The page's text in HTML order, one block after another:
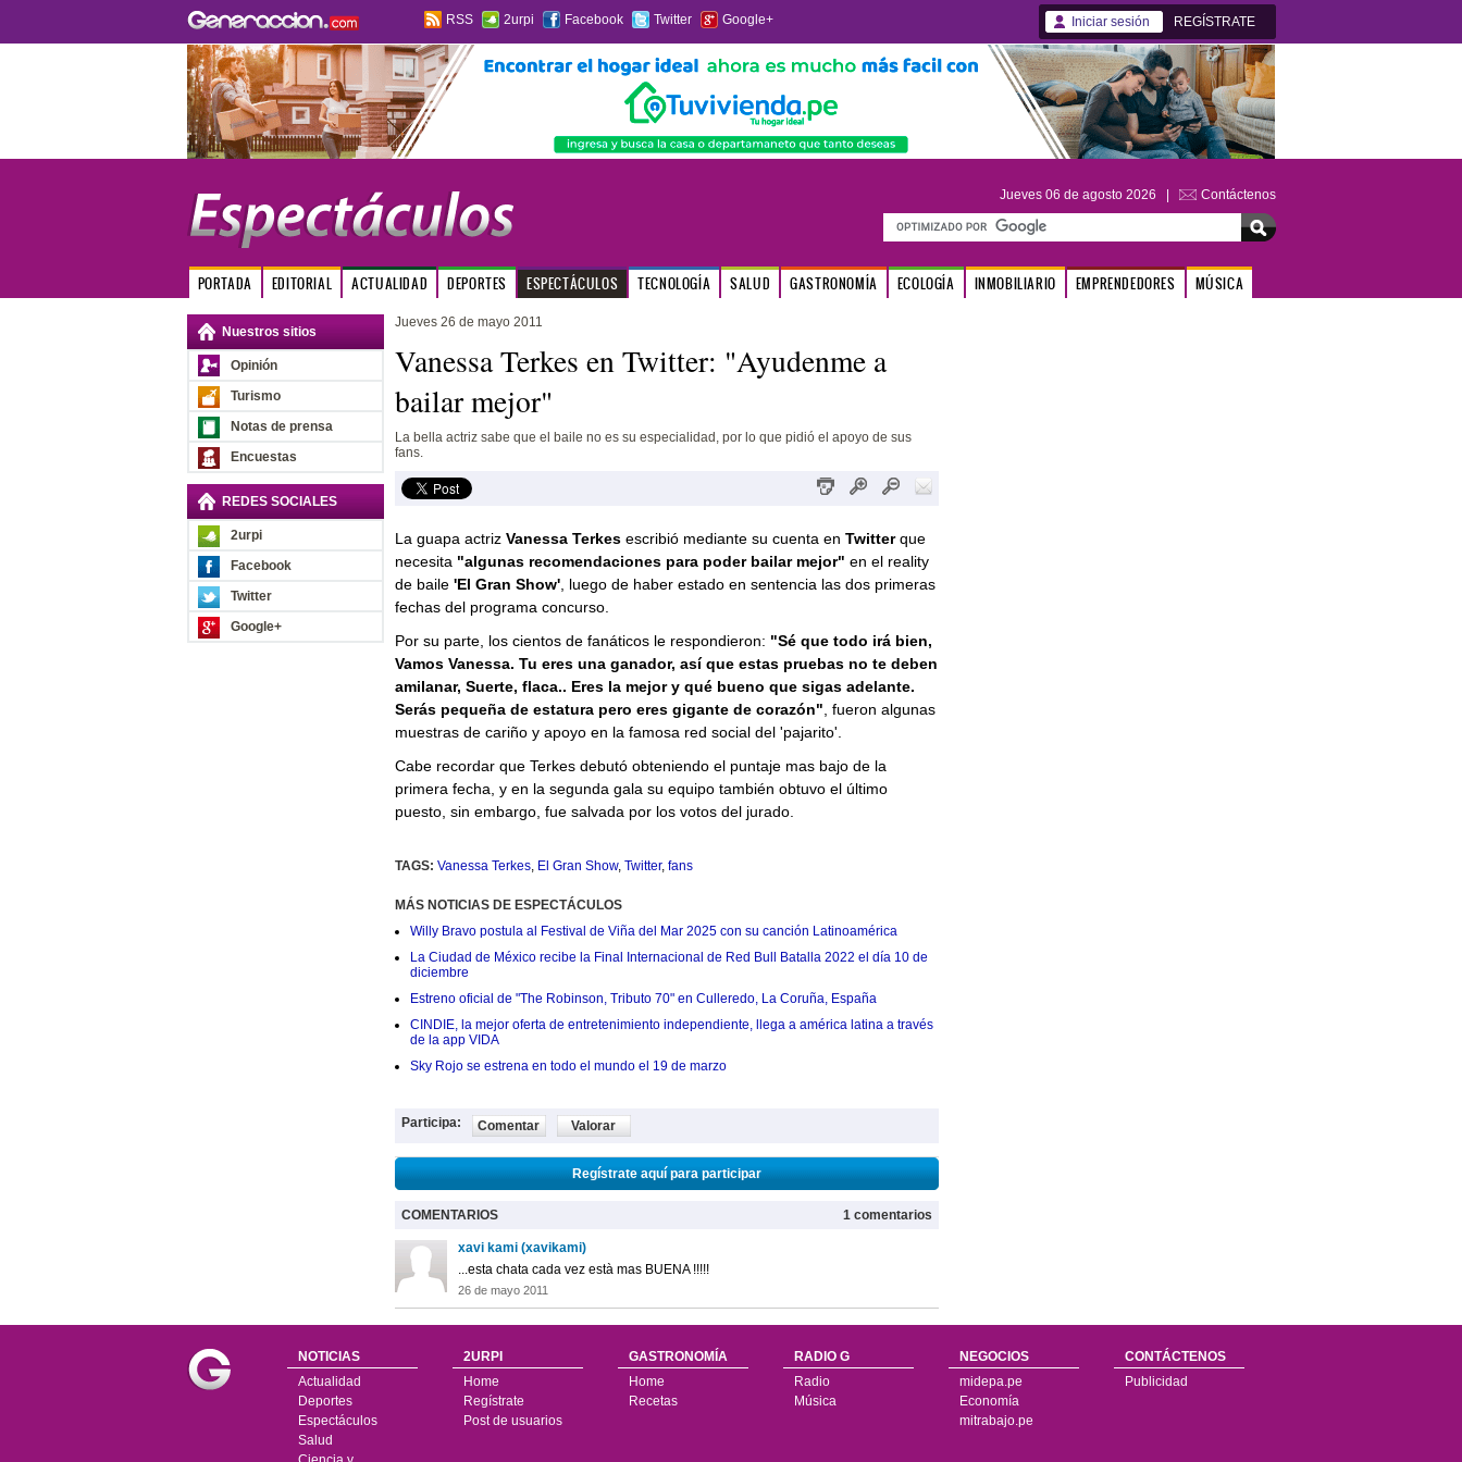
RSS 2urpi Facebook Twitter Google+ Iniciar sesión REGÍSTRATE
Jueves 06 de agosto 2026 | Contáctenos
PORTADA EDITORIAL ACTUALIDAD DEPORTES ESPECTÁCULOS TECNOLOGÍA SALUD GASTRONOMÍA ECOLOGÍA INMOBILIARIO EMPRENDEDORES MÚSICA
Nuestros sitios
Opinión
Turismo
Notas de prensa
Encuestas
REDES SOCIALES
2urpi
Facebook
Twitter
Google+
Jueves 26 de mayo 2011
Vanessa Terkes en Twitter: "Ayudenme a
bailar mejor"
La bella actriz sabe que el baile no es su especialidad, por lo que pidió el apoyo de sus
fans.
La guapa actriz Vanessa Terkesescribió mediante su cuenta en Twitterque
necesita "algunas recomendaciones para poder bailar mejor" en el reality
de baile 'El Gran Show', luego de haber estado en sentencia las dos primeras
fechas del programa concurso.
Por su parte, los cientos de fanáticos le respondieron: "Sé que todo irá bien,
Vamos Vanessa. Tu eres una ganador, así que estas pruebas no te deben
amilanar, Suerte, flaca.. Eres la mejor y qué bueno que sigas adelante.
Serás pequeña de estatura pero eres gigante de corazón" , fueron algunas
muestras de cariño y apoyo en la famosa red social del 'pajarito'.
Cabe recordar que Terkes debutó obteniendo el puntaje mas bajo de la
primera fecha, y en la segunda gala su equipo también obtuvo el último
puesto, sin embargo, fue salvada por los votos del jurado.
TAGS: Vanessa Terkes, El Gran Show, Twitter, fans
MÁS NOTICIAS DE ESPECTÁCULOS
Willy Bravo postula al Festival de Viña del Mar 2025 con su canción Latinoamérica
La Ciudad de México recibe la Final Internacional de Red Bull Batalla 2022 el día 10 de
diciembre
Estreno oficial de "The Robinson, Tributo 70" en Culleredo, La Coruña, España
CINDIE, la mejor oferta de entretenimiento independiente, llega a américa latina a través
de la app VIDA
Sky Rojo se estrena en todo el mundo el 19 de marzo
Participa: Comentar Valorar
Regístrate aquí para participar
COMENTARIOS 1 comentarios
xavi kami (xavikami)
...esta chata cada vez està mas BUENA !!!!!
26 de mayo 2011
NOTICIAS
Actualidad
Deportes
Espectáculos
Salud
2URPI
Home
Regístrate
Post de usuarios
GASTRONOMÍA
Home
Recetas
RADIO G
Radio
Música
NEGOCIOS
midepa.pe
Economía
mitrabajo.pe
CONTÁCTENOS
Publicidad